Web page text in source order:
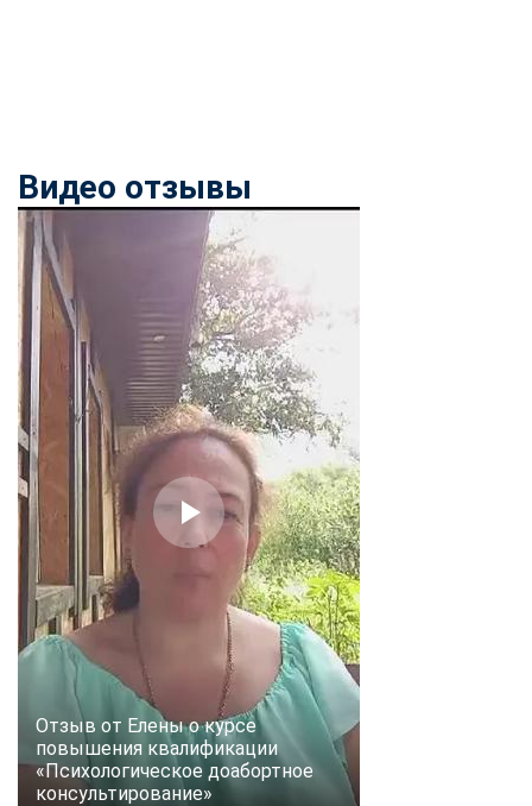
Видео отзывы
Отзыв от Елены о курсе
повышения квалификации
«Психологическое доабортное
консультирование»